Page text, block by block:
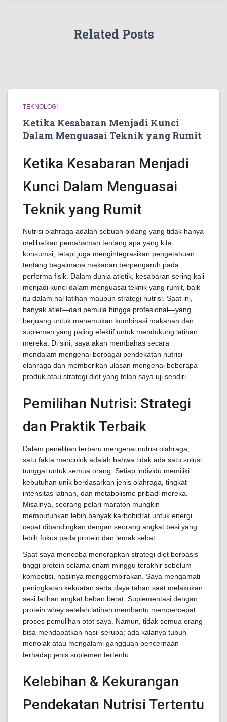
Related Posts
TEKNOLOGI
Ketika Kesabaran Menjadi Kunci
Dalam Menguasai Teknik yang Rumit
Ketika Kesabaran Menjadi
Kunci Dalam Menguasai
Teknik yang Rumit
Nutrisi olahraga adalah sebuah bidang yang tidak hanya
melibatkan pemahaman tentang apa yang kita
konsumsi, tetapi juga mengintegrasikan pengetahuan
tentang bagaimana makanan berpengaruh pada
performa fisik. Dalam dunia atletik, kesabaran sering kali
menjadi kunci dalam menguasai teknik yang rumit, baik
itu dalam hal latihan maupun strategi nutrisi. Saat ini,
banyak atlet—dari pemula hingga profesional—yang
berjuang untuk menemukan kombinasi makanan dan
suplemen yang paling efektif untuk mendukung latihan
mereka. Di sini, saya akan membahas secara
mendalam mengenai berbagai pendekatan nutrisi
olahraga dan memberikan ulasan mengenai beberapa
produk atau strategi diet yang telah saya uji sendiri.
Pemilihan Nutrisi: Strategi
dan Praktik Terbaik
Dalam penelitian terbaru mengenai nutrisi olahraga,
satu fakta mencolok adalah bahwa tidak ada satu solusi
tunggal untuk semua orang. Setiap individu memiliki
kebutuhan unik berdasarkan jenis olahraga, tingkat
intensitas latihan, dan metabolisme pribadi mereka.
Misalnya, seorang pelari maraton mungkin
membutuhkan lebih banyak karbohidrat untuk energi
cepat dibandingkan dengan seorang angkat besi yang
lebih fokus pada protein dan lemak sehat.
Saat saya mencoba menerapkan strategi diet berbasis
tinggi protein selama enam minggu terakhir sebelum
kompetisi, hasilnya menggembirakan. Saya mengamati
peningkatan kekuatan serta daya tahan saat melakukan
sesi latihan angkat beban berat. Suplementasi dengan
protein whey setelah latihan membantu mempercepat
proses pemulihan otot saya. Namun, tidak semua orang
bisa mendapatkan hasil serupa; ada kalanya tubuh
menolak atau mengalami gangguan pencernaan
terhadap jenis suplemen tertentu.
Kelebihan & Kekurangan
Pendekatan Nutrisi Tertentu